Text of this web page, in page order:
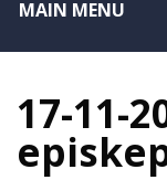
MAIN MENU
17-11-